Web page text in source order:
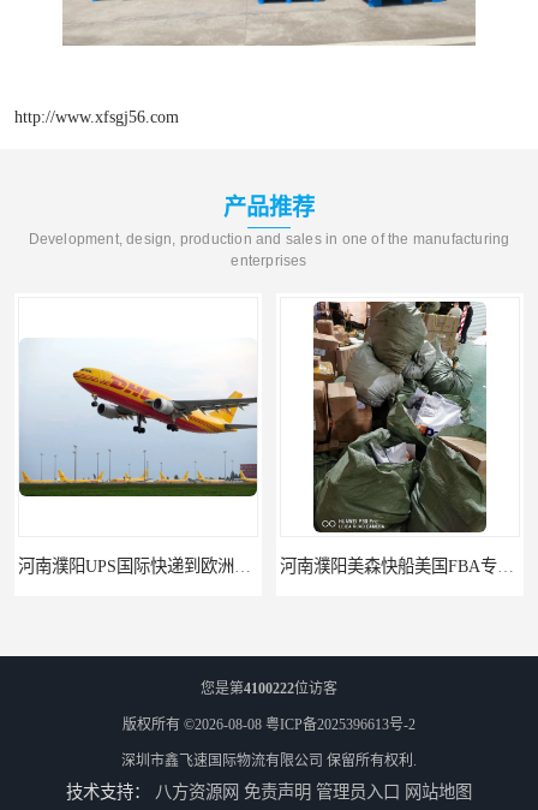
http://www.xfsgj56.com
产品推荐
Development, design, production and sales in one of the manufacturing
enterprises
河南濮阳UPS国际快递到欧洲不排仓3天递送接带电池产品 河南濮阳美森快船美国FBA专线海运国际物流双清包税
您是第4100222位访客
版权所有 ©2026-08-08 粤ICP备2025396613号-2
深圳市鑫飞速国际物流有限公司 保留所有权利.
技术支持： 八方资源网 免责声明 管理员入口 网站地图